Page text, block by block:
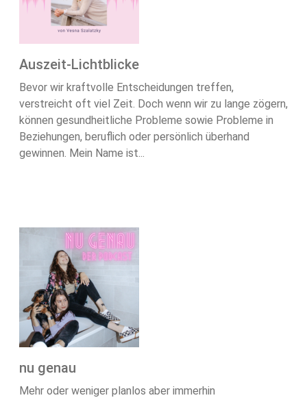
Auszeit-Lichtblicke
Bevor wir kraftvolle Entscheidungen treffen,
verstreicht oft viel Zeit. Doch wenn wir zu lange zögern,
können gesundheitliche Probleme sowie Probleme in
Beziehungen, beruflich oder persönlich überhand
gewinnen. Mein Name ist...
nu genau
Mehr oder weniger planlos aber immerhin